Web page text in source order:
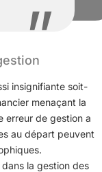
insignifiante soit-
menaçant la
erreur de gestion a
au départ peuvent
la gestion des